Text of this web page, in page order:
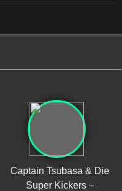
Captain Tsubasa & Die
Super Kickers –